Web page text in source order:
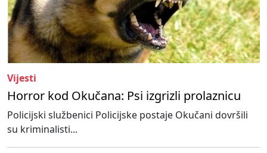
Vijesti
Horror kod Okučana: Psi izgrizli prolaznicu
Policijski službenici Policijske postaje Okučani dovršili
su kriminalisti...